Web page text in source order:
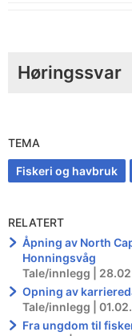
Høringssvar
TEMA
Fiskeri og havbruk
RELATERT
Åpning av North
Honningsvåg
Tale/innlegg |
Opning av
Tale/innlegg |
Fra ungdom til